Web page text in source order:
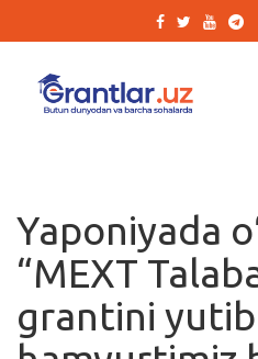
Ishlar
Kurslar
Blog
Yaponiyada
“MEXT
grantini